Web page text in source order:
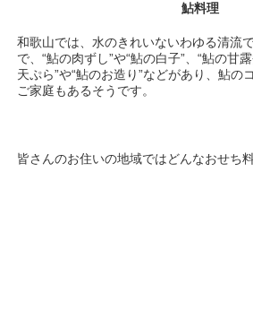
鮎料理
和歌山では、水のきれいないわゆる清流
で、“鮎の肉ずし”や“鮎の白子”、“鮎の甘
天ぷら”や“鮎のお造り”などがあり、鮎の
ご家庭もあるそうです。
皆さんのお住いの地域ではどんなおせち